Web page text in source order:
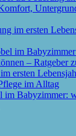
im ersten
im Babyzimmer: